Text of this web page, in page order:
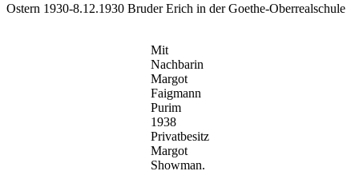
Ostern 1930-8.12.1930 Bruder Erich in der Goethe-Oberrealschule
Mit
Nachbarin
Margot
Faigmann
Purim
1938
Privatbesitz
Margot
Showman.